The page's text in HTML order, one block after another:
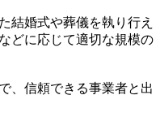
結婚式や葬儀を執り行え
どに応じて適切な規模の
、信頼できる事業者と出